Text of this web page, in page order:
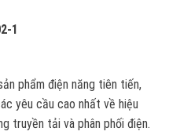
1
phẩm điện năng tiên tiến,
yêu cầu cao nhất về hiệu
truyền tải và phân phối điện.